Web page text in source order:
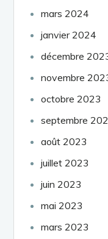
mars 2024
janvier 2024
décembre
novembre
octobre 2023
septembre
août 2023
juillet 2023
juin 2023
mai 2023
mars 2023